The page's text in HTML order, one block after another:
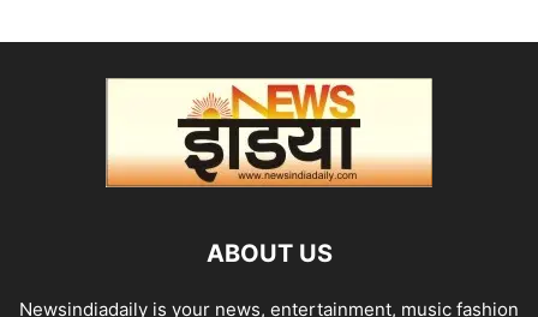
ABOUT US
Newsindiadaily is your news, entertainment, music fashion